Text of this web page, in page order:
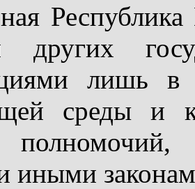
других
лишь в
среды и
полномочий,
иными